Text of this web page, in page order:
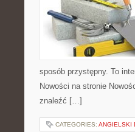
sposób przystępny. To
Nowości na stronie
znaleźć […]
CATEGORIES: ANGIELSKI